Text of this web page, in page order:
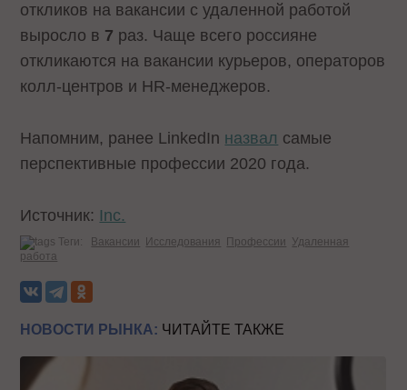
откликов на вакансии с удаленной работой
выросло в 7 раз. Чаще всего россияне
откликаются на вакансии курьеров, операторов
колл-центров и HR-менеджеров.
Напомним, ранее LinkedIn назвал самые
перспективные профессии 2020 года.
Источник: Inc.
Теги: Вакансии Исследования Профессии Удаленная
работа
НОВОСТИ РЫНКА: ЧИТАЙТЕ ТАКЖЕ